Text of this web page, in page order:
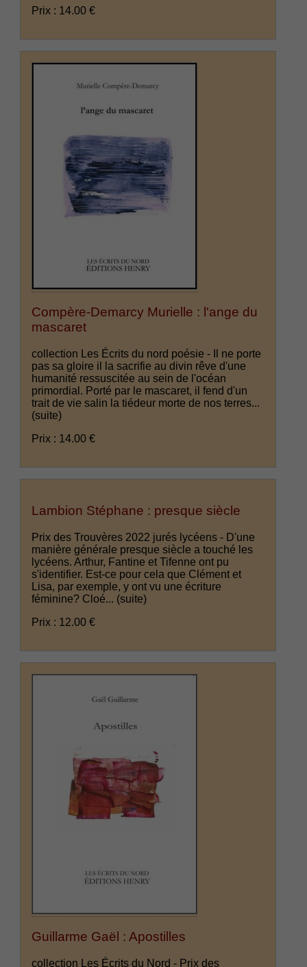
Prix : 14.00 €
Compère-Demarcy Murielle : l'ange du
mascaret
collection Les Écrits du nord poésie - Il ne porte
pas sa gloire il la sacrifie au divin rêve d'une
humanité ressuscitée au sein de l'océan
primordial. Porté par le mascaret, il fend d'un
trait de vie salin la tiédeur morte de nos terres...
(suite)
Prix : 14.00 €
Lambion Stéphane : presque siècle
Prix des Trouvères 2022 jurés lycéens - D'une
manière générale presque siècle a touché les
lycéens. Arthur, Fantine et Tifenne ont pu
s'identifier. Est-ce pour cela que Clément et
Lisa, par exemple, y ont vu une écriture
féminine? Cloé... (suite)
Prix : 12.00 €
Guillarme Gaël : Apostilles
collection Les Écrits du Nord - Prix des